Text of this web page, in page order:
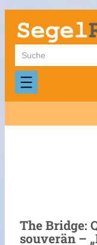
Zum
Inhalt
springen
Suchen
The Bridge:
souverän –